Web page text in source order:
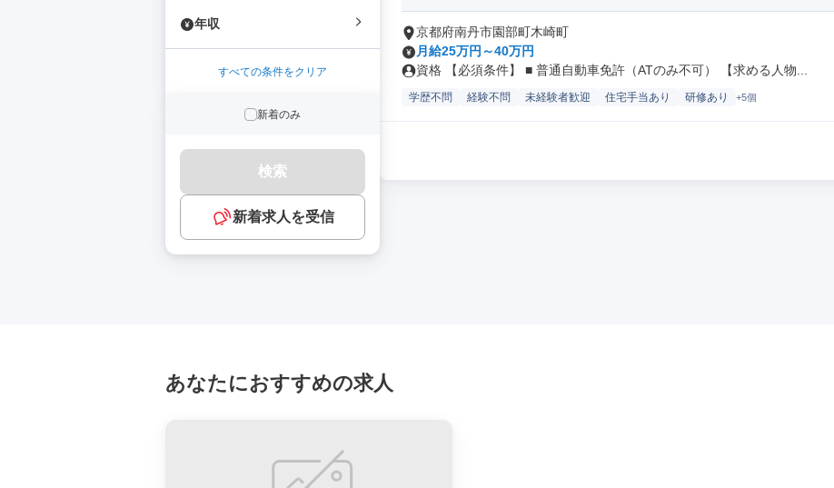
年収
すべての条件をクリア
新着のみ
検索
新着求人を受信
京都府南丹市園部町木崎町
月給25万円～40万円
資格 【必須条件】 ■ 普通自動車免許（ATのみ不可） 【求める人物...
学歴不問 経験不問 未経験者歓迎 住宅手当あり 研修あり +5個
あなたにおすすめの求人